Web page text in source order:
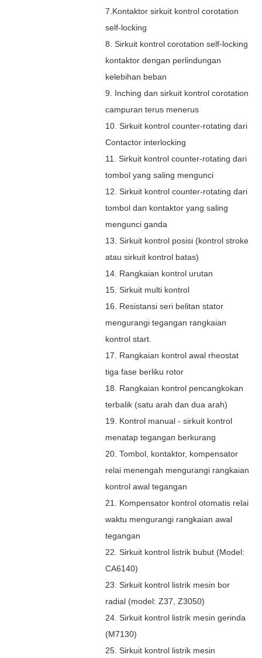
7.Kontaktor sirkuit kontrol corotation
self-locking
8. Sirkuit kontrol corotation self-locking
kontaktor dengan perlindungan
kelebihan beban
9. Inching dan sirkuit kontrol corotation
campuran terus menerus
10. Sirkuit kontrol counter-rotating dari
Contactor interlocking
11. Sirkuit kontrol counter-rotating dari
tombol yang saling mengunci
12. Sirkuit kontrol counter-rotating dari
tombol dan kontaktor yang saling
mengunci ganda
13. Sirkuit kontrol posisi (kontrol stroke
atau sirkuit kontrol batas)
14. Rangkaian kontrol urutan
15. Sirkuit multi kontrol
16. Resistansi seri belitan stator
mengurangi tegangan rangkaian
kontrol start.
17. Rangkaian kontrol awal rheostat
tiga fase berliku rotor
18. Rangkaian kontrol pencangkokan
terbalik (satu arah dan dua arah)
19. Kontrol manual - sirkuit kontrol
menatap tegangan berkurang
20. Tombol, kontaktor, kompensator
relai menengah mengurangi rangkaian
kontrol awal tegangan
21. Kompensator kontrol otomatis relai
waktu mengurangi rangkaian awal
tegangan
22. Sirkuit kontrol listrik bubut (Model:
CA6140)
23. Sirkuit kontrol listrik mesin bor
radial (model: Z37, Z3050)
24. Sirkuit kontrol listrik mesin gerinda
(M7130)
25. Sirkuit kontrol listrik mesin